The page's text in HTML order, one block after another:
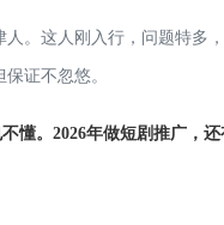
。这人刚入行，问题特多
证不忽悠。
懂。2026年做短剧推广，还